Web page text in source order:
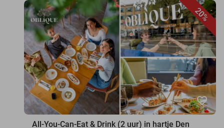
20%
favorite_border
All-You-Can-Eat & Drink (2 uur) in hartje Den